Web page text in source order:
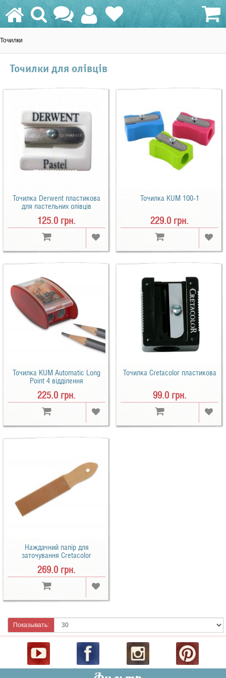
Точилки
Точилки для олівців
Точилка Derwent пластикова
для пастельних олівців
125.0 грн.
Точилка KUM 100-1
229.0 грн.
Точилка KUM Automatic Long
Point 4 відділення
225.0 грн.
Точилка Cretacolor пластикова
99.0 грн.
Наждачний папір для
заточування Cretacolor
269.0 грн.
Показывать: